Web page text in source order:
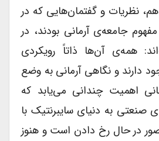
نظریات و گفتمان‌هایی که در
جامعه‌ی آرمانی بودند، در
همه‌ی آن‌ها ذاتاً رویکردی
دارند و نگاهی آرمانی به وضع
اهمیت چندانی می‌یابد که
صنعتی به دنیای سایبرنتیک با
در حال رخ دادن است و هنوز